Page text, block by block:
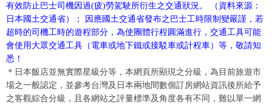
有效防止巴士司機因過(疲)勞駕駛所衍生之交通狀況。 （資料來源：
日本國土交通省）； 因應國土交通省發布之巴士工時限制變嚴謹，若
超時的司機工時的遊程部分，為使團體行程圓滿進行，交通工具可能
會使用大眾交通工具（電車或地下鐵或接駁車或計程車）等，敬請知
悉！
＊日本飯店並無實際星級分等，本網頁所顯現之分級，為目前旅遊市
場之一般認定，並參考台灣及日本兩地間數個訂房網站資訊後所給予
之客觀綜合分級，且各網站之評量標準及角度各有不同，難以單一網